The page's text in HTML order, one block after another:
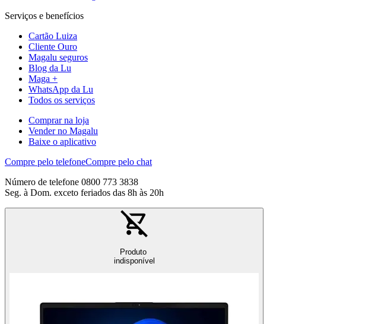
Serviços e benefícios
Cartão Luiza
Cliente Ouro
Magalu seguros
Blog da Lu
Maga +
WhatsApp da Lu
Todos os serviços
Comprar na loja
Vender no Magalu
Baixe o aplicativo
Compre pelo telefoneCompre pelo chat
Número de telefone 0800 773 3838
Seg. à Dom. exceto feriados das 8h às 20h
Produto
indisponível